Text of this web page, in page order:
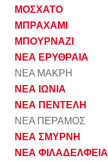
ΜΟΣΧΑΤΟ
ΜΠΡΑΧΑΜΙ
ΜΠΟΥΡΝΑΖΙ
ΝΕΑ ΕΡΥΘΡΑΙΑ
ΝΕΑ ΜΑΚΡΗ
ΝΕΑ ΙΩΝΙΑ
ΝΕΑ ΠΕΝΤΕΛΗ
ΝΕΑ ΠΕΡΑΜΟΣ
ΝΕΑ ΣΜΥΡΝΗ
ΝΕΑ ΦΙΛΑΔΕΛΦΕΙΑ